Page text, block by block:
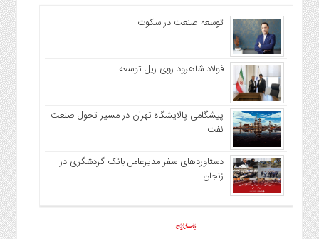
توسعه صنعت در سکوت
فولاد شاهرود روی ریل توسعه
پیشگامی پالایشگاه تهران در مسیر تحول صنعت
نفت
دستاوردهای سفر مدیرعامل بانک گردشگری در
زنجان